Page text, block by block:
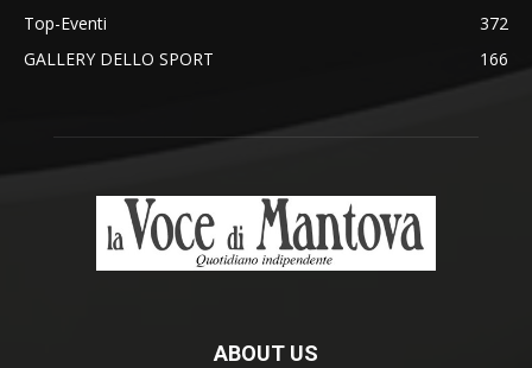
Top-Eventi
372
GALLERY DELLO SPORT
166
ABOUT US